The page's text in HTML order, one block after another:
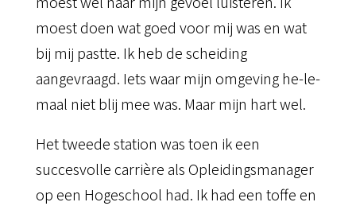
moest doen wat goed voor mij was en wat
bij mij pastte. Ik heb de scheiding
aangevraagd. Iets waar mijn omgeving he-le-
maal niet blij mee was. Maar mijn hart wel.
Het tweede station was toen ik een
succesvolle carrière als Opleidingsmanager
op een Hogeschool had. Ik had een toffe en